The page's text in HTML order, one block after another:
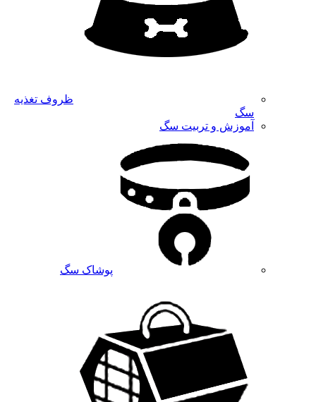
ظروف تغذیه
سگ
آموزش و تربیت سگ
پوشاک سگ